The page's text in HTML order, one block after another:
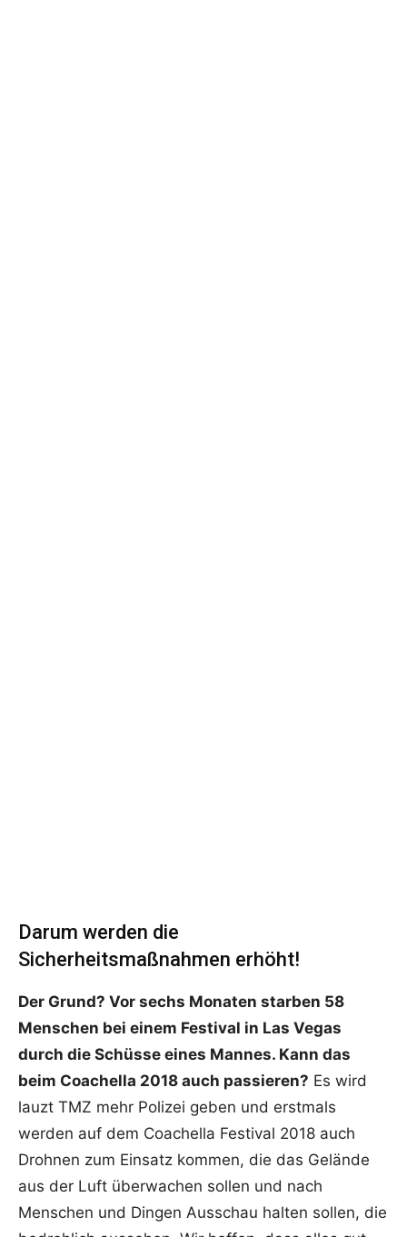
Darum werden die
Sicherheitsmaßnahmen erhöht!
Der Grund? Vor sechs Monaten starben 58
Menschen bei einem Festival in Las Vegas
durch die Schüsse eines Mannes. Kann das
beim Coachella 2018 auch passieren? Es wird
lauzt TMZ mehr Polizei geben und erstmals
werden auf dem Coachella Festival 2018 auch
Drohnen zum Einsatz kommen, die das Gelände
aus der Luft überwachen sollen und nach
Menschen und Dingen Ausschau halten sollen, die